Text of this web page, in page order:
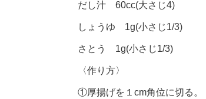
だし汁 60cc(大さじ4)
しょうゆ 1g(小さじ1/3)
さとう 1g(小さじ1/3)
〈作り方〉
①厚揚げを１cm角位に切る。